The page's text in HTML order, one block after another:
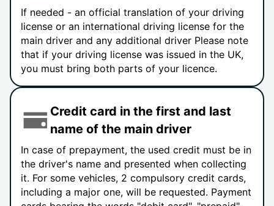
If needed - an official translation of your driving
license or an international driving license for the
main driver and any additional driver Please note
that if your driving license was issued in the UK,
you must bring both parts of your licence.
Credit card in the first and last
name of the main driver
In case of prepayment, the used credit must be in
the driver's name and presented when collecting
it. For some vehicles, 2 compulsory credit cards,
including a major one, will be requested. Payment